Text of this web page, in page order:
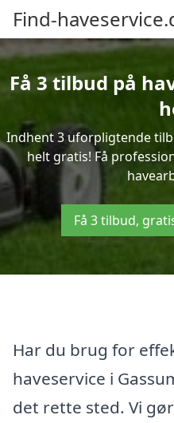
Find-
Få 3 tilbud på
Indhent 3 uforpligtende
helt gratis! Få
Få 3 tilbud,
Har du brug for
haveservice i
det rette sted. Vi